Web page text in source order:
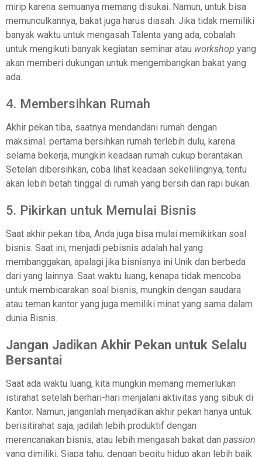
mirip karena semuanya memang disukai. Namun, untuk bisa
memunculkannya, bakat juga harus diasah. Jika tidak memiliki
banyak waktu untuk mengasah Talenta yang ada, cobalah
untuk mengikuti banyak kegiatan seminar atau workshop yang
akan memberi dukungan untuk mengembangkan bakat yang
ada.
4. Membersihkan Rumah
Akhir pekan tiba, saatnya mendandani rumah dengan
maksimal. pertama bersihkan rumah terlebih dulu, karena
selama bekerja, mungkin keadaan rumah cukup berantakan.
Setelah dibersihkan, coba lihat keadaan sekelilingnya, tentu
akan lebih betah tinggal di rumah yang bersih dan rapi bukan.
5. Pikirkan untuk Memulai Bisnis
Saat akhir pekan tiba, Anda juga bisa mulai memikirkan soal
bisnis. Saat ini, menjadi pebisnis adalah hal yang
membanggakan, apalagi jika bisnisnya ini Unik dan berbeda
dari yang lainnya. Saat waktu luang, kenapa tidak mencoba
untuk membicarakan soal bisnis, mungkin dengan saudara
atau teman kantor yang juga memiliki minat yang sama dalam
dunia Bisnis.
Jangan Jadikan Akhir Pekan untuk Selalu
Bersantai
Saat ada waktu luang, kita mungkin memang memerlukan
istirahat setelah berhari-hari menjalani aktivitas yang sibuk di
Kantor. Namun, janganlah menjadikan akhir pekan hanya untuk
berisitirahat saja, jadilah lebih produktif dengan
merencanakan bisnis, atau lebih mengasah bakat dan passion
yang dimiliki. Siapa tahu, dengan begitu hidup akan lebih baik